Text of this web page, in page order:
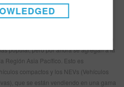
de los compradores de autos.
enormes, el café, el verde y el violeta
colores. Pasará mucho tiempo antes de
popular, pero por ahora se agregan a la
Región Asia Pacífico. Esto es
compactos y los NEVs (Vehículos
que se están vendiendo en una gama